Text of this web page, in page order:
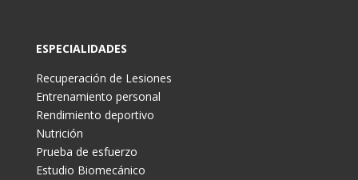
ESPECIALIDADES
Recuperación de Lesiones
Entrenamiento personal
Rendimiento deportivo
Nutrición
Prueba de esfuerzo
Estudio Biomecánico